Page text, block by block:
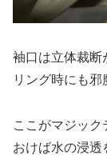
袖口は立体裁断
リング時にも邪
ここがマジッ
おけば水の浸透